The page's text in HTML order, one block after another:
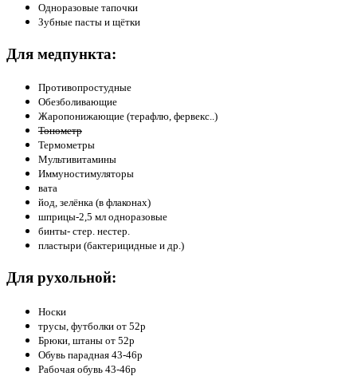
Одноразовые тапочки
Зубные пасты и щётки
Для медпункта:
Противопростудные
Обезболивающие
Жаропонижающие (терафлю, фервекс..)
Тонометр
Термометры
Мультивитамины
Иммуностимуляторы
вата
йод, зелёнка (в флаконах)
шприцы-2,5 мл одноразовые
бинты- стер. нестер.
пластыри (бактерицидные и др.)
Для рухольной:
Носки
трусы, футболки от 52р
Брюки, штаны от 52р
Обувь парадная 43-46р
Рабочая обувь 43-46р